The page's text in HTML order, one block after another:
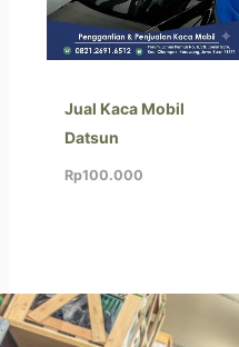
Jual Kaca Mobil
Datsun
Rp100.000